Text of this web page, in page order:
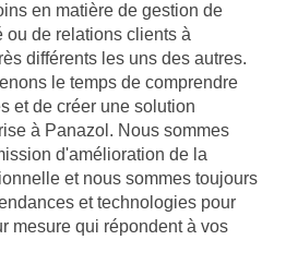
en matière de gestion de
ou de relations clients à
différents les uns des autres.
le temps de comprendre
et de créer une solution
à Panazol. Nous sommes
d'amélioration de la
et nous sommes toujours
et technologies pour
mesure qui répondent à vos